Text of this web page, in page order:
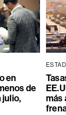
en
de
julio,
más